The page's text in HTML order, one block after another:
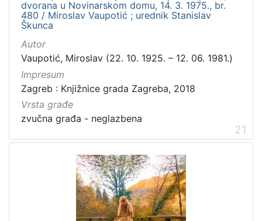
dvorana u Novinarskom domu, 14. 3. 1975., br.
480 / Miroslav Vaupotić ; urednik Stanislav
Škunca
Autor
Vaupotić, Miroslav (22. 10. 1925. – 12. 06. 1981.)
Impresum
Zagreb : Knjižnice grada Zagreba, 2018
Vrsta građe
zvučna građa - neglazbena
21